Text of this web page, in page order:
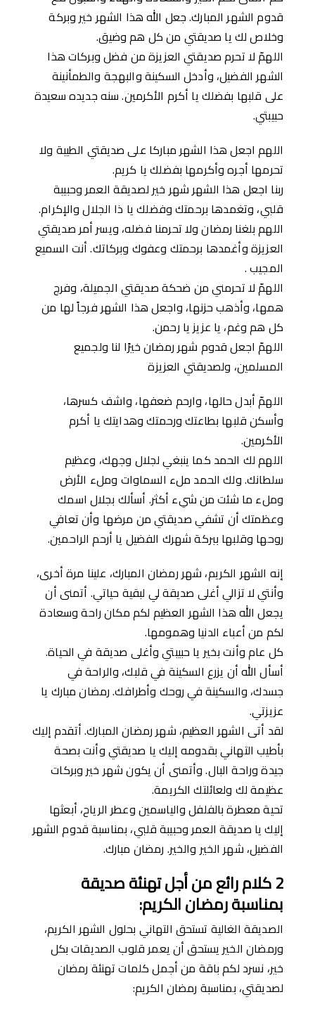
قدوم الشهر المبارك. جعل الله هذا الشهر خير وبركة
وخلاص لك يا صديقتي من كل هم وضيق.
اللهمّ لا تحرم صديقتي العزيزة من فضل وبركات هذا
الشهر الفضيل، وأدخل السكينة والبهجة والطمأنينة
على قلبها بفضلك يا أكرم الأكرمين. سنه جديده سعيدة
حبيبتي.
اللهم اجعل هذا الشهر مباركا على صديقتي الطيبة ولا
تحرمها أجره وأكرمها بفضلك يا كريم.
ربنا اجعل هذا الشهر شهر خير لصديقة العمر وحبيبة
قلبي، وتغمدها برحمتك وفضلك يا ذا الجلال والإكرام.
اللهم بلغنا رمضان ولا تحرمنا فضله، ويسر أمر صديقتي
العزيزة وأغمدها برحمتك وعفوك وبركاتك. أنت السميع
المجيب .
اللهمّ لا تحرمني من ضحكة صديقتي الجميلة، وفرج
همها، وأذهب حزنها، واجعل هذا الشهر فرجاً لها من
كل هم وغم، يا عزيز يا رحمن.
اللهمّ اجعل قدوم شهر رمضان خيرًا لنا ولجميع
المسلمين، ولصديقتي العزيزة
اللهمّ أبدل حالها، وارحم ضعفها، واشف كسرها،
وأسكن قلبها بطاعتك ورحمتك وهدايتك يا أكرم
الأكرمين.
اللهم لك الحمد كما ينبغي لجلال وجهك، وعظيم
سلطانك. ولك الحمد ملء السماوات وملء الأرض
وملء ما شئت من شيء أكثر. أسألك بجلال اسمك
وعظمتك أن تشفي صديقتي من مرضها وأن تعافي
روحها وقلبها ببركة شهرك الفضيل يا أرحم الراحمين.
إنه الشهر الكريم، شهر رمضان المبارك، علينا مرة أخرى،
وأنتي لا تزالي أغلى صديقة لي لبقية حياتي. أتمنى أن
يجعل الله هذا الشهر العظيم لكم مكان راحة وسعادة
لكم من أعباء الدنيا وهمومها.
كل عام وأنت بخير يا حبيبتي وأغلى صديقة في الحياة.
أسأل الله أن يزرع السكينة في قلبك، والراحة في
جسدك، والسكينة في روحك وأطرافك. رمضان مبارك يا
عزيزتي.
لقد أتى الشهر العظيم، شهر رمضان المبارك. أتقدم إليك
بأطيب التهاني بقدومه إليك يا صديقتي وأنت بصحة
جيدة وراحة البال. وأتمنى أن يكون شهر خير وبركات
عظيمة لك ولعائلتك الكريمة.
تحية معطرة بالفلفل والياسمين وعطر الرياح، أبعثها
إليك يا صديقة العمر وحبيبة قلبي، بمناسبة قدوم الشهر
الفضيل، شهر الخير والخير. رمضان مبارك.
2كلام رائعمنﺃجل تهنئةصديقة
بمناسبة رمضان الكريم:
الصديقة الغالية تستحق التهاني بحلول الشهر الكريم،
ورمضان الخير يستحق أن يعمر قلوب الصديقات بكل
خير، نسرد لكم باقة من أجمل كلمات تهنئة رمضان
لصديقتي، بمناسبة رمضان الكريم: